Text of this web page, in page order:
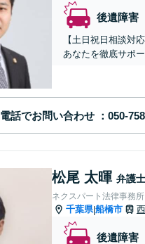
後遺障害
【土日祝日相談対
あなたを徹底サポ
電話でお問い合わせ
松尾 太暉 弁護士
ネクスパート法律事務
千葉県|船橋市
後遺障害